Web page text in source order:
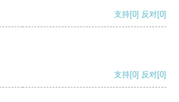
支持[0] 反对[0]
支持[0] 反对[0]